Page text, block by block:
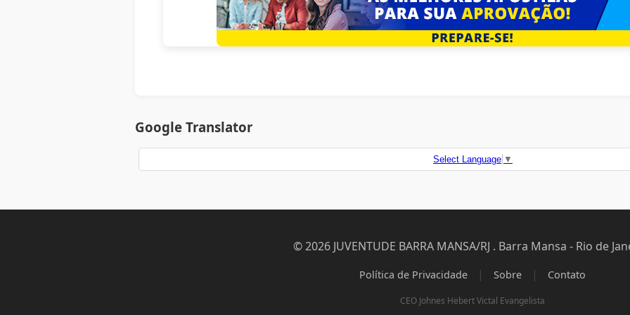
Google Translator
Select Language ▼
© 2026 JUVENTUDE BARRA MANSA/RJ . Barra Mansa - Rio de
Política de Privacidade | Sobre | Contato
CEO Johnes Hebert Victal Evangelista